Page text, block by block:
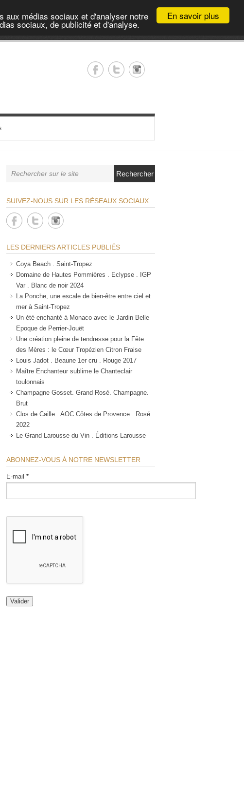
En savoir plus
aux médias sociaux et d'analyser notre
sociaux, de publicité et d'analyse.
Rechercher
SUIVEZ-NOUS SUR LES RÉSEAUX SOCIAUX
LES DERNIERS ARTICLES PUBLIÉS
Coya Beach . Saint-Tropez
Domaine de Hautes Pommières . Eclypse . IGP
Var . Blanc de noir 2024
La Ponche, une escale de bien-être entre ciel et
mer à Saint-Tropez
Un été enchanté à Monaco avec le Jardin Belle
Epoque de Perrier-Jouët
Une création pleine de tendresse pour la Fête
des Mères : le Cœur Tropézien Citron Fraise
Louis Jadot . Beaune 1er cru . Rouge 2017
Maître Enchanteur sublime le Chanteclair
toulonnais
Champagne Gosset. Grand Rosé. Champagne.
Brut
Clos de Caille . AOC Côtes de Provence . Rosé
2022
Le Grand Larousse du Vin . Éditions Larousse
ABONNEZ-VOUS À NOTRE NEWSLETTER
E-mail *